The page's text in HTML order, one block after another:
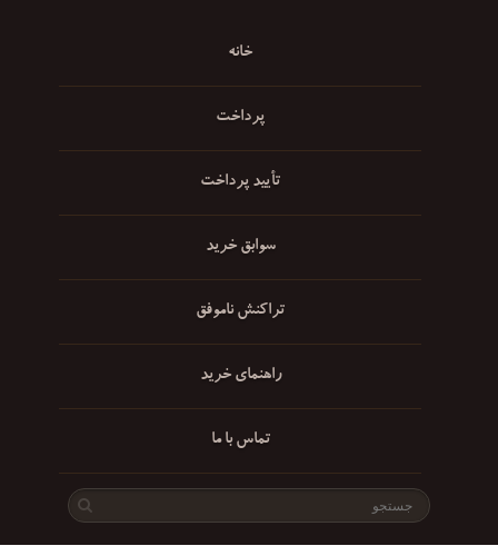
خانه
پرداخت
تأیید پرداخت
سوابق خرید
تراکنش ناموفق
راهنمای خرید
تماس با ما